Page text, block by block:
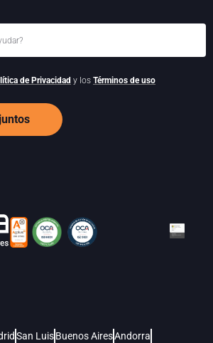
de Privacidad y los Términos de uso
San LuisBuenos AiresAndorra